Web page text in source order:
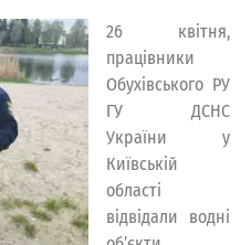
26 квітня,
працівники
Обухівського РУ
ГУ ДСНС
України у
Київській
області
відвідали водні